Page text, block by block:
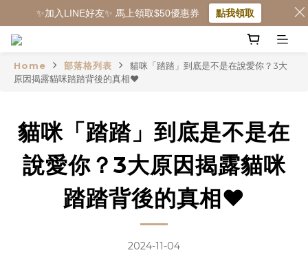
Home 部落格列表
貓咪「踏踏」到底是不是在說愛你？3大
原因揭露貓咪踏踏背後的真相❤️
貓咪「踏踏」到底是不是在
說愛你？3大原因揭露貓咪
踏踏背後的真相❤️
2024-11-04
✨加入LINE好友✨ 馬上領取$50優惠券 點我領取